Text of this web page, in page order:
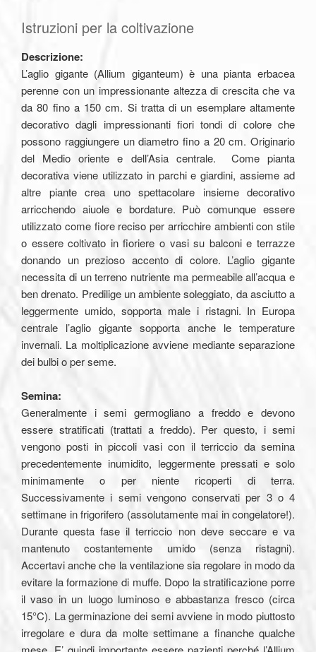
Istruzioni per la coltivazione
Descrizione:
L’aglio gigante (Allium giganteum) è una pianta erbacea
perenne con un impressionante altezza di crescita che va
da 80 fino a 150 cm. Si tratta di un esemplare altamente
decorativo dagli impressionanti fiori tondi di colore che
possono raggiungere un diametro fino a 20 cm. Originario
del Medio oriente e dell’Asia centrale. Come pianta
decorativa viene utilizzato in parchi e giardini, assieme ad
altre piante crea uno spettacolare insieme decorativo
arricchendo aiuole e bordature. Può comunque essere
utilizzato come fiore reciso per arricchire ambienti con stile
o essere coltivato in fioriere o vasi su balconi e terrazze
donando un prezioso accento di colore. L’aglio gigante
necessita di un terreno nutriente ma permeabile all’acqua e
ben drenato. Predilige un ambiente soleggiato, da asciutto a
leggermente umido, sopporta male i ristagni. In Europa
centrale l’aglio gigante sopporta anche le temperature
invernali. La moltiplicazione avviene mediante separazione
dei bulbi o per seme.
Semina:
Generalmente i semi germogliano a freddo e devono
essere stratificati (trattati a freddo). Per questo, i semi
vengono posti in piccoli vasi con il terriccio da semina
precedentemente inumidito, leggermente pressati e solo
minimamente o per niente ricoperti di terra.
Successivamente i semi vengono conservati per 3 o 4
settimane in frigorifero (assolutamente mai in congelatore!).
Durante questa fase il terriccio non deve seccare e va
mantenuto costantemente umido (senza ristagni).
Accertavi anche che la ventilazione sia regolare in modo da
evitare la formazione di muffe. Dopo la stratificazione porre
il vaso in un luogo luminoso e abbastanza fresco (circa
15°C). La germinazione dei semi avviene in modo piuttosto
irregolare e dura da molte settimane a finanche qualche